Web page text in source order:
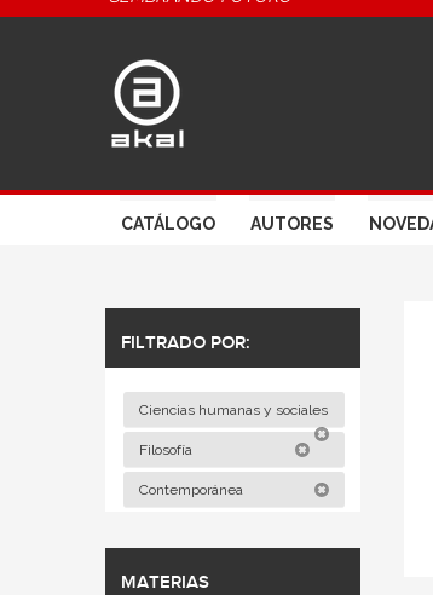
CATÁLOGO AUTORES
FILTRADO POR:
Ciencias humanas y sociales
Filosofía
Contemporánea
MATERIAS